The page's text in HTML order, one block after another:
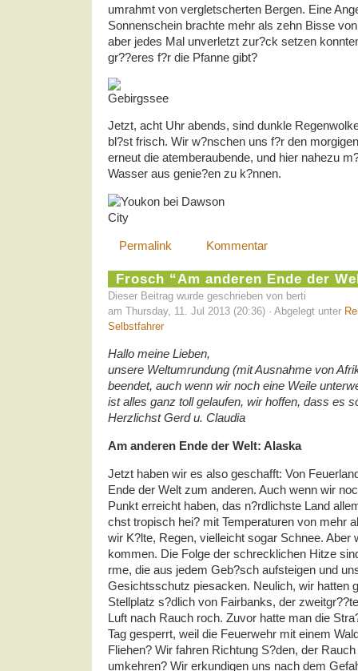
umrahmt von vergletscherten Bergen. Eine
Sonnenschein brachte mehr als zehn Bisse
aber jedes Mal unverletzt zur?ck setzen
gr??eres f?r die Pfanne gibt?
Jetzt, acht Uhr abends, sind dunkle
bl?st frisch. Wir w?nschen uns f?r den
erneut die atemberaubende, und hier nahezu
Wasser aus genie?en zu k?nnen.
Permalink Kommentar
Frosch “Am anderen Ende der
Dieser Beitrag wurde geschrieben von berti
am Thursday, 11. Jul 2013 (20:36) · Abgelegt unter
Selbstfahrer
Hallo meine Lieben,
unsere Weltumrundung (mit Ausnahme von
beendet, auch wenn wir noch eine Weile
ist alles ganz toll gelaufen, wir hoffen, dass es
Herzlichst Gerd u. Claudia
Am anderen Ende der Welt: Alaska
Jetzt haben wir es also geschafft: Von
Ende der Welt zum anderen. Auch wenn wir
Punkt erreicht haben, das n?rdlichste Land
chst tropisch hei? mit Temperaturen von mehr
wir K?lte, Regen, vielleicht sogar Schnee. Aber
kommen. Die Folge der schrecklichen Hitze
rme, die aus jedem Geb?sch aufsteigen und
Gesichtsschutz piesacken. Neulich, wir hatten
Stellplatz s?dlich von Fairbanks, der
Luft nach Rauch roch. Zuvor hatte man die
Tag gesperrt, weil die Feuerwehr mit einem
Fliehen? Wir fahren Richtung S?den, der
umkehren? Wir erkundigen uns nach dem